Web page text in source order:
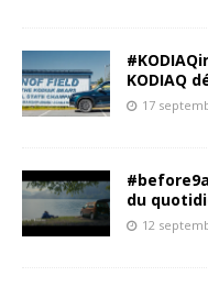
KODIAQ
17
du
12